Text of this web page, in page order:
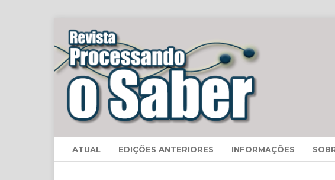
ATUAL EDIÇÕES ANTERIORES INFORMAÇÕES